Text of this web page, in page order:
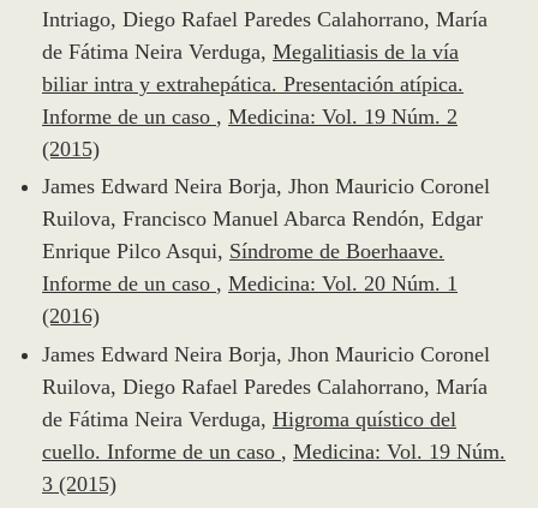
Intriago, Diego Rafael Paredes Calahorrano, María
de Fátima Neira Verduga, Megalitiasis de la vía
biliar intra y extrahepática. Presentación atípica.
Informe de un caso , Medicina: Vol. 19 Núm. 2
(2015)
James Edward Neira Borja, Jhon Mauricio Coronel
Ruilova, Francisco Manuel Abarca Rendón, Edgar
Enrique Pilco Asqui, Síndrome de Boerhaave.
Informe de un caso , Medicina: Vol. 20 Núm. 1
(2016)
James Edward Neira Borja, Jhon Mauricio Coronel
Ruilova, Diego Rafael Paredes Calahorrano, María
de Fátima Neira Verduga, Higroma quístico del
cuello. Informe de un caso , Medicina: Vol. 19 Núm.
3 (2015)